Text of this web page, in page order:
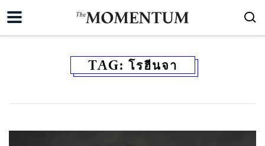
TAG: โรฮีนจา